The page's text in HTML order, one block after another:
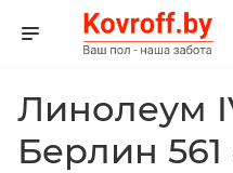
Линолеум
Берлин